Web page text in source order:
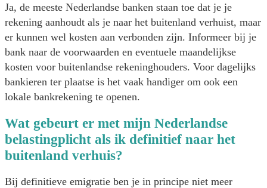
Ja, de meeste Nederlandse banken staan toe dat je je
rekening aanhoudt als je naar het buitenland verhuist, maar
er kunnen wel kosten aan verbonden zijn. Informeer bij je
bank naar de voorwaarden en eventuele maandelijkse
kosten voor buitenlandse rekeninghouders. Voor dagelijks
bankieren ter plaatse is het vaak handiger om ook een
lokale bankrekening te openen.
Wat gebeurt er met mijn Nederlandse
belastingplicht als ik definitief naar het
buitenland verhuis?
Bij definitieve emigratie ben je in principe niet meer